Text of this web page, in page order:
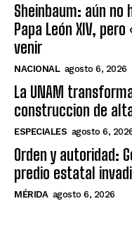
Sheinbaum: aún
Papa León XIV,
venir
NACIONAL agosto 6, 2026
La UNAM
construccion de
ESPECIALES agosto 6,
Orden y autoridad:
predio estatal
MÉRIDA agosto 6, 2026